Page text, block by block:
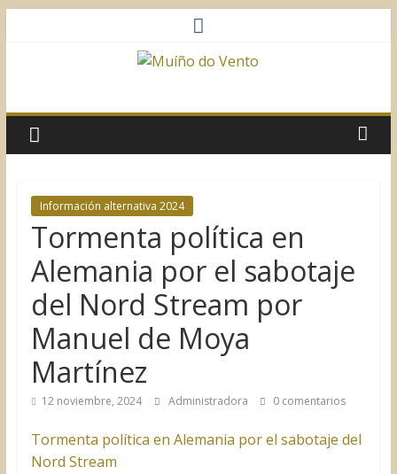
do
Vento
Asociación
Sociocultural
Información alternativa 2024
Tormenta política en
Alemania por el sabotaje
del Nord Stream por
Manuel de Moya
Martínez
12 noviembre, 2024 Administradora 0 comentarios
Tormenta política en Alemania por el sabotaje del
Nord Stream